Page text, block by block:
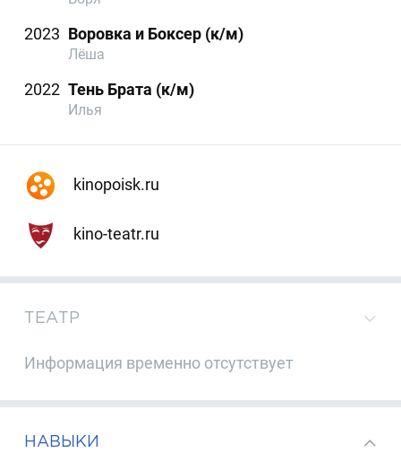
2023 Воровка и Боксер (к/м)
Лёша
2022 Тень Брата (к/м)
Илья
kinopoisk.ru
kino-teatr.ru
ТЕАТР
Информация временно отсутствует
НАВЫКИ